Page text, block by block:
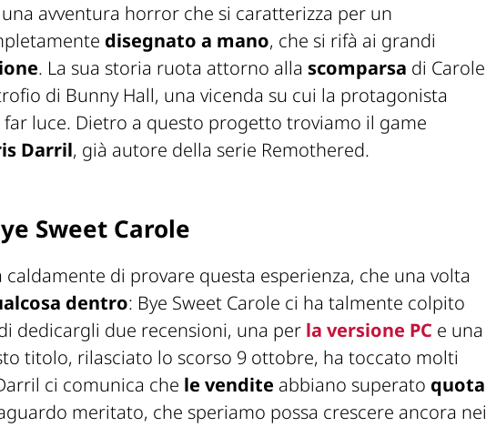
avventura horror che si caratterizza per un
disegnato a mano, che si rifà ai grandi
. La sua storia ruota attorno alla scomparsa di Carole
di Bunny Hall, una vicenda su cui la protagonista
luce. Dietro a questo progetto troviamo il game
Darril, già autore della serie Remothered.
Sweet Carole
caldamente di provare questa esperienza, che una volta
dentro: Bye Sweet Carole ci ha talmente colpito
dedicargli due recensioni, una per la versione PC e una
titolo, rilasciato lo scorso 9 ottobre, ha toccato molti
ci comunica che le vendite abbiano superato quota
meritato, che speriamo possa crescere ancora nei